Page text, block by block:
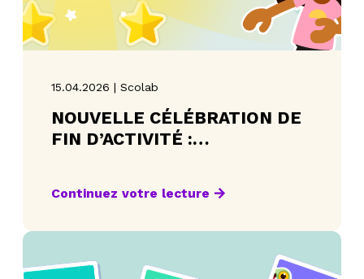
15.04.2026 | Scolab
NOUVELLE CÉLÉBRATION DE
FIN D’ACTIVITÉ :
Continuez votre lecture